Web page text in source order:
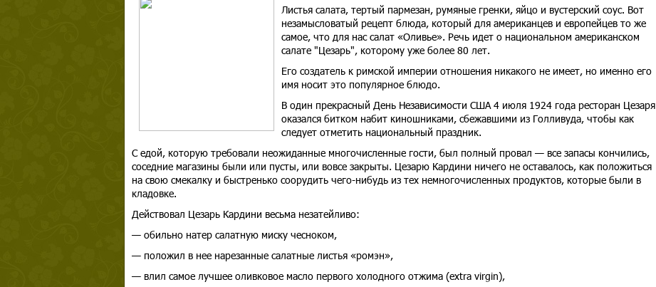
Листья салата, тертый пармезан, румяные гренки, яйцо и вустерский соус. Вот
незамысловатый рецепт блюда, который для американцев и европейцев то же
самое, что для нас салат «Оливье». Речь идет о национальном американском
салате "Цезарь", которому уже более 80 лет.
Его создатель к римской империи отношения никакого не имеет, но именно его
имя носит это популярное блюдо.
В один прекрасный День Независимости США 4 июля 1924 года ресторан Цезаря
оказался битком набит киношниками, сбежавшими из Голливуда, чтобы как
следует отметить национальный праздник.
С едой, которую требовали неожиданные многочисленные гости, был полный провал — все запасы кончились,
соседние магазины были или пусты, или вовсе закрыты. Цезарю Кардини ничего не оставалось, как положиться
на свою смекалку и быстренько соорудить чего-нибудь из тех немногочисленных продуктов, которые были в
кладовке.
Действовал Цезарь Кардини весьма незатейливо:
— обильно натер салатную миску чесноком,
— положил в нее нарезанные салатные листья «ромэн»,
— влил самое лучшее оливковое масло первого холодного отжима (extra virgin),